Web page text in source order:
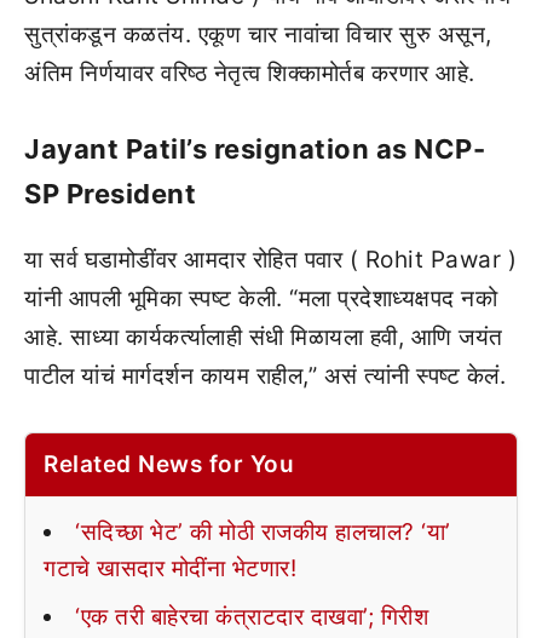
सुत्रांकडून कळतंय. एकूण चार नावांचा विचार सुरु असून,
अंतिम निर्णयावर वरिष्ठ नेतृत्व शिक्कामोर्तब करणार आहे.
Jayant Patil’s resignation as NCP-
SP President
या सर्व घडामोडींवर आमदार रोहित पवार ( Rohit Pawar )
यांनी आपली भूमिका स्पष्ट केली. “मला प्रदेशाध्यक्षपद नको
आहे. साध्या कार्यकर्त्यालाही संधी मिळायला हवी, आणि जयंत
पाटील यांचं मार्गदर्शन कायम राहील,” असं त्यांनी स्पष्ट केलं.
Related News for You
‘सदिच्छा भेट’ की मोठी राजकीय हालचाल? ‘या’
गटाचे खासदार मोदींना भेटणार!
‘एक तरी बाहेरचा कंत्राटदार दाखवा’; गिरीश